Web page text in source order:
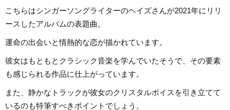
こちらはシンガーソングライターのヘイズさんが2021年にリリ
ースしたアルバムの表題曲。
運命の出会いと情熱的な恋が描かれています。
彼女はもともとクラシック音楽を学んでいたそうで、その要素
も感じられる作品に仕上がっています。
また、静かなトラックが彼女のクリスタルボイスを引き立てて
いるのも特筆すべきポイントでしょう。